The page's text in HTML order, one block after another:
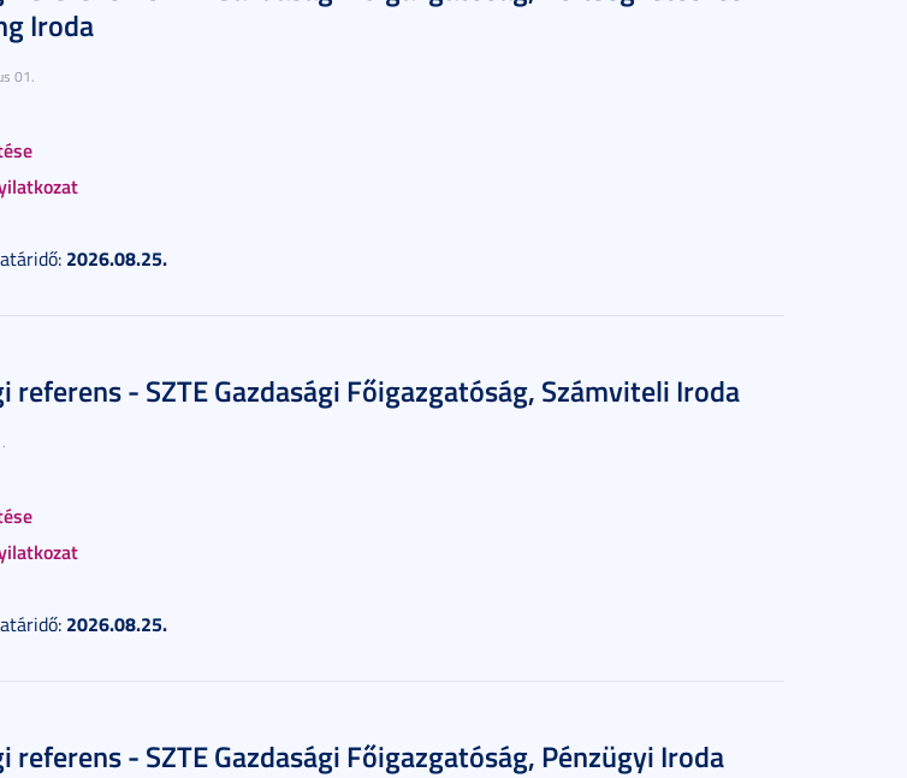
Iroda
01.
2026.08.25.
referens - SZTE Gazdasági Főigazgatóság, Számviteli Iroda
2026.08.25.
referens - SZTE Gazdasági Főigazgatóság, Pénzügyi Iroda